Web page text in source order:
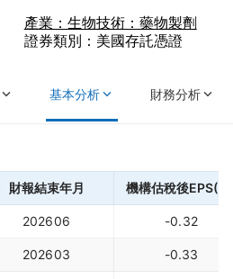
產業：生物技術：藥物製劑
證券類別：美國存託憑證
基本分析 財務分析
財報結束年月 機構估稅後EPS(
202606 -0.32
202603 -0.33